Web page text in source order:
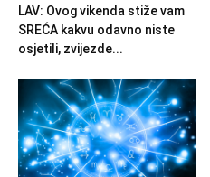
LAV: Ovog vikenda stiže vam
SREĆA kakvu odavno niste
osjetili, zvijezde...